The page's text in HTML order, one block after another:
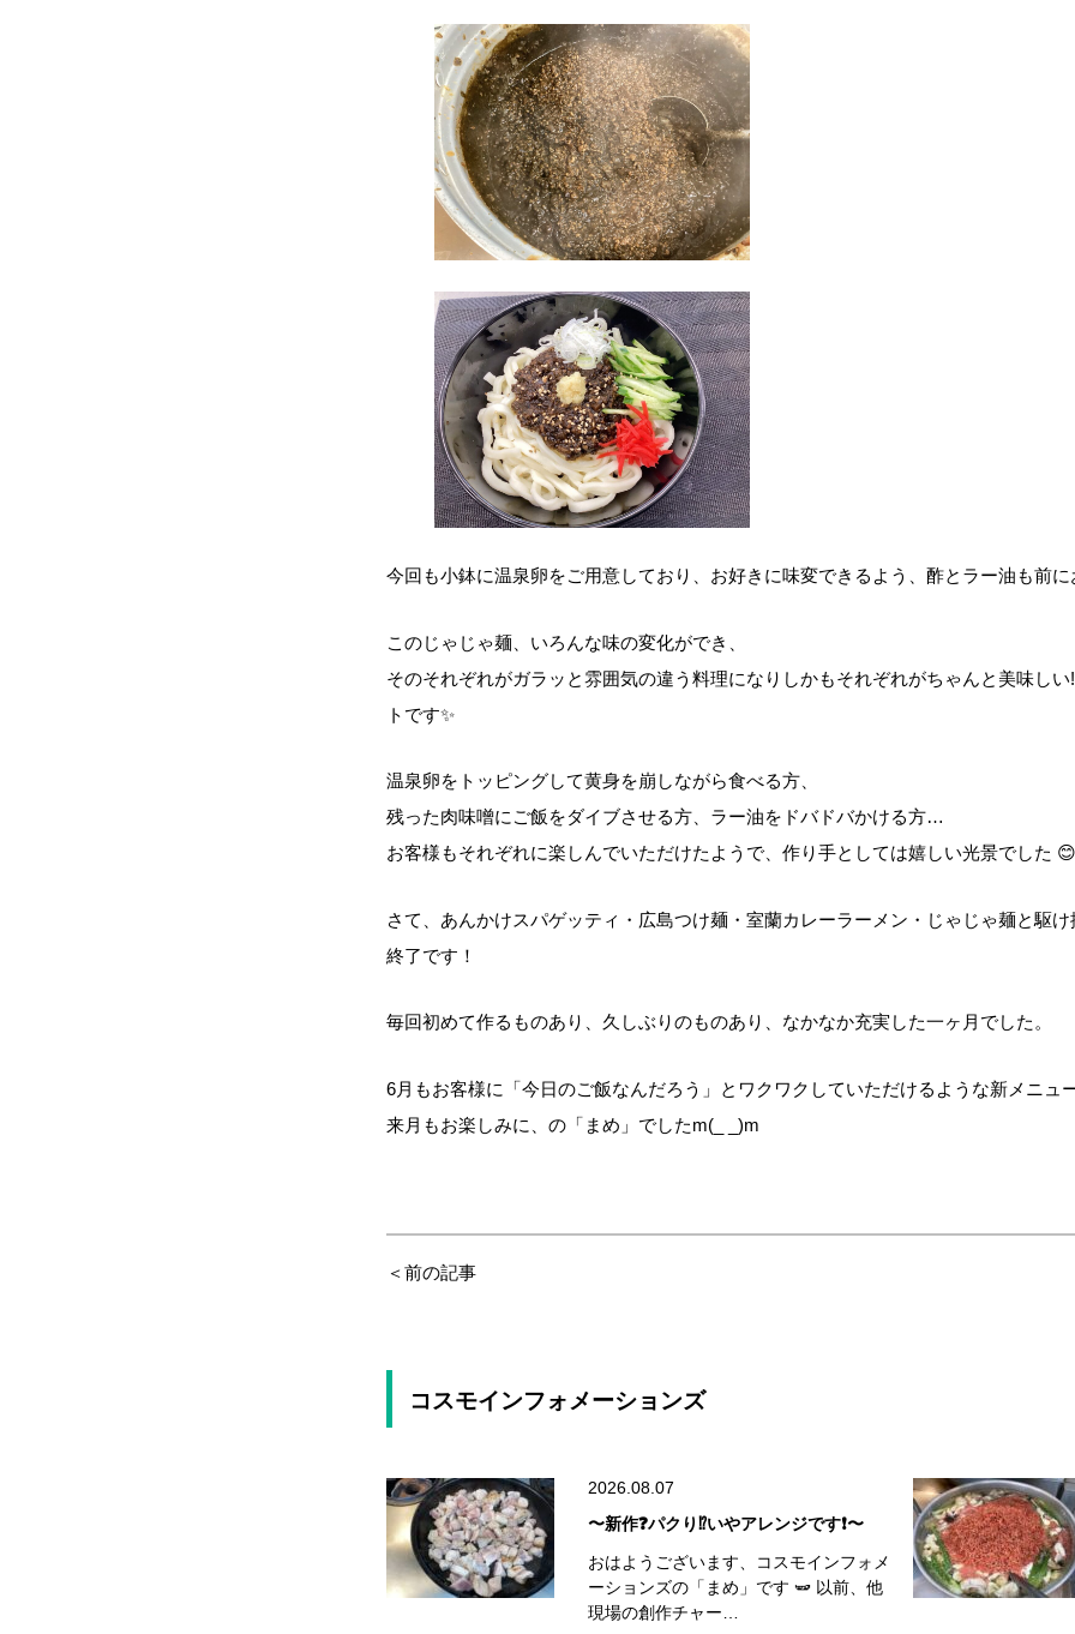
今回も小鉢に温泉卵をご用意しており、お好きに味変できるよう、酢とラー油も前
このじゃじゃ麺、いろんな味の変化ができ、
そのそれぞれがガラッと雰囲気の違う料理になりしかもそれぞれがちゃんと美味し
トです✨
温泉卵をトッピングして黄身を崩しながら食べる方、
残った肉味噌にご飯をダイブさせる方、ラー油をドバドバかける方…
お客様もそれぞれに楽しんでいただけたようで、作り手としては嬉しい光景でした 😊
さて、あんかけスパゲッティ・広島つけ麺・室蘭カレーラーメン・じゃじゃ麺と駆
終了です！
毎回初めて作るものあり、久しぶりのものあり、なかなか充実した一ヶ月でした。
6月もお客様に「今日のご飯なんだろう」とワクワクしていただけるような新メニュ
来月もお楽しみに、の「まめ」でしたm(_ _)m
＜前の記事
コスモインフォメーションズ
2026.08.07
〜新作❓パクり⁉️いやアレンジです❗️〜
おはようございます、コスモインフォメ
ーションズの「まめ」です 🫛 以前、他
現場の創作チャー…